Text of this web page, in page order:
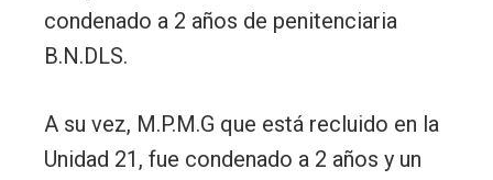
condenado a 2 años de penitenciaria
B.N.DLS.
A su vez, M.P.M.G que está recluido en la
Unidad 21, fue condenado a 2 años y un